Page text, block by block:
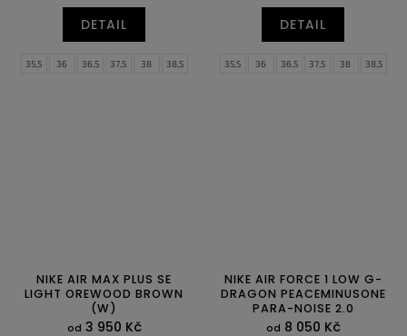
DETAIL
35,5 36 36,5 37,5 38
38,5
DETAIL
35,5 36 36,5 37,5 38
38,5
NIKE AIR MAX PLUS SE
LIGHT OREWOOD BROWN
(W)
od 3 950 Kč
NIKE AIR FORCE 1 LOW G-
DRAGON PEACEMINUSONE
PARA-NOISE 2.0
od 8 050 Kč